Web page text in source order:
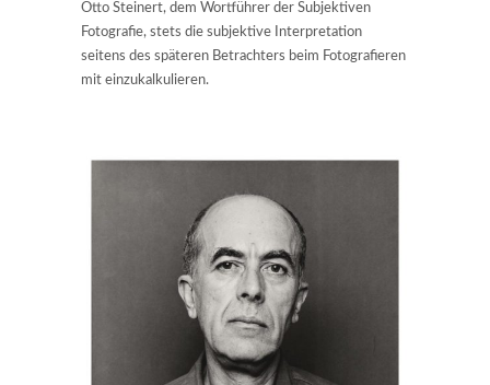
Otto Steinert, dem Wortführer der Subjektiven
Fotografie, stets die subjektive Interpretation
seitens des späteren Betrachters beim Fotografieren
mit einzukalkulieren.